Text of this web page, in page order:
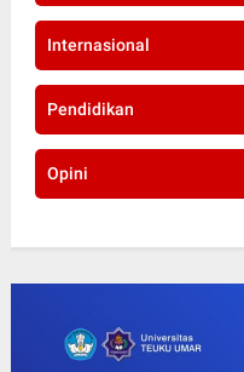
Internasional
Pendidikan
Opini